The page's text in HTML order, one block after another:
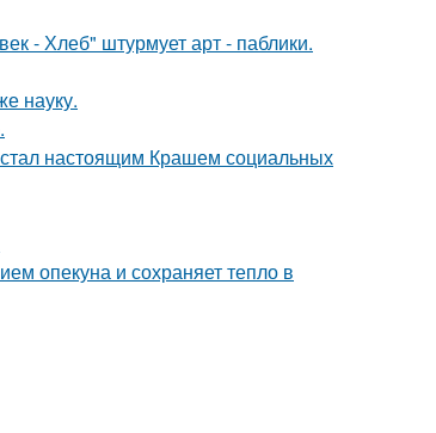
- Хлеб" штурмует арт - паблики.
науку.
настоящим Крашем социальных
опекуна и сохраняет тепло в